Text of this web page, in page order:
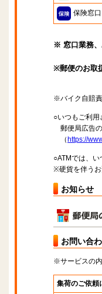
保険窓口
※ 窓口業務、
※郵便のお取
※バイク自賠
○いつもご利
郵便局広告
（ https://
○ATMでは、
※硬貨を伴うお
お知らせ
お問い合
※サービスの
集荷のご依頼